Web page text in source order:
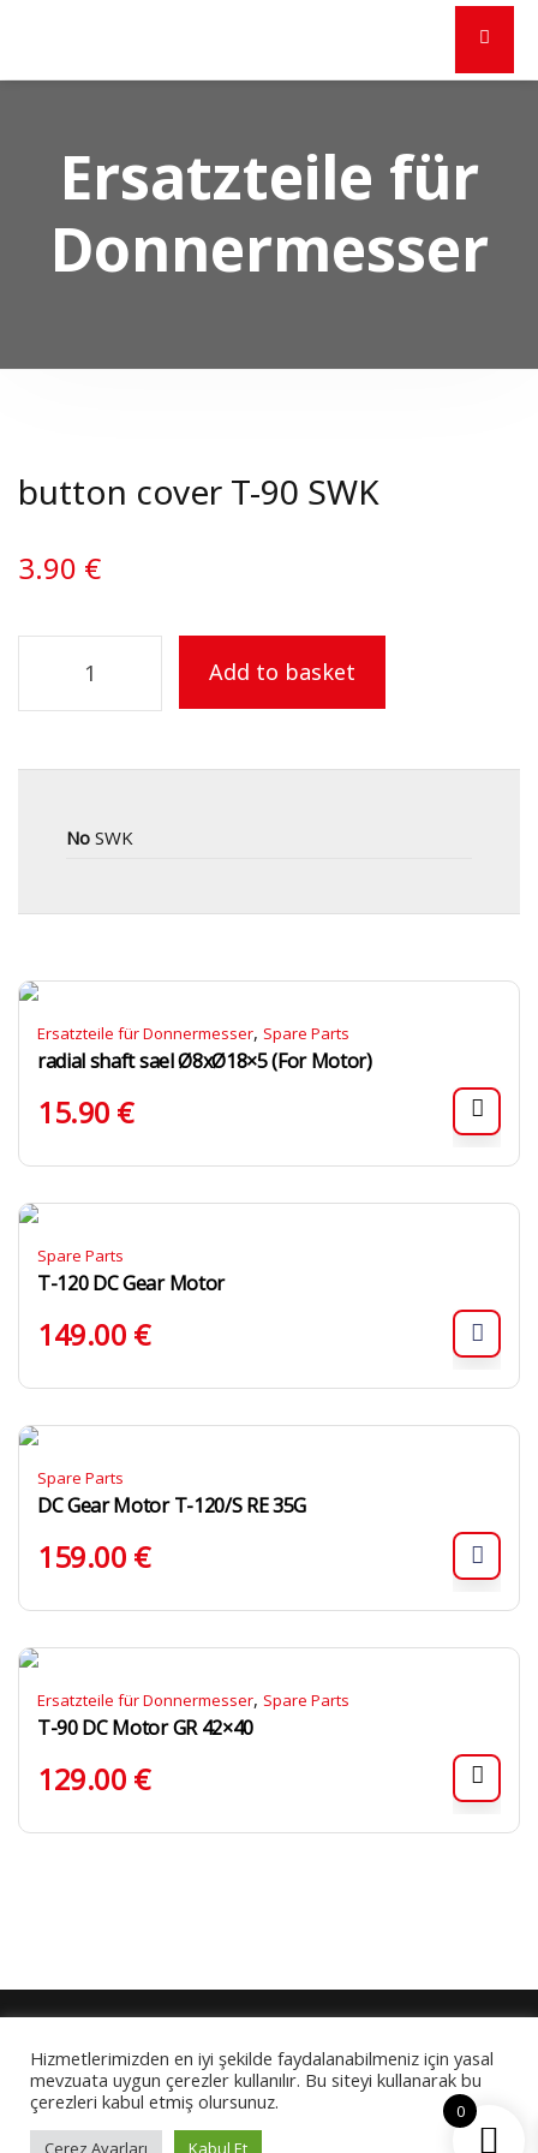
Ersatzteile für
Donnermesser
button cover T-90 SWK
3.90 €
Add to basket
No SWK
Ersatzteile für Donnermesser, Spare Parts
radial shaft sael Ø8xØ18×5 (For Motor)
15.90 €
Spare Parts
T-120 DC Gear Motor
149.00 €
Spare Parts
DC Gear Motor T-120/S RE 35G
159.00 €
Ersatzteile für Donnermesser, Spare Parts
T-90 DC Motor GR 42×40
129.00 €
© 2024 Goek Systeme All rights reserved.
Hizmetlerimizden en iyi şekilde faydalanabilmeniz için yasal
mevzuata uygun çerezler kullanılır. Bu siteyi kullanarak bu
çerezleri kabul etmiş olursunuz.
Çerez Ayarları Kabul Et
0